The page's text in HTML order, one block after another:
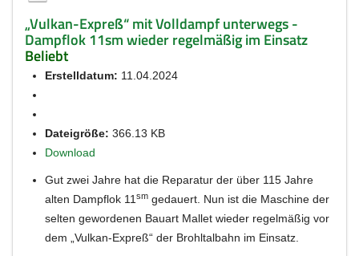
„Vulkan-Expreß“ mit Volldampf unterwegs -
Dampflok 11sm wieder regelmäßig im Einsatz
Beliebt
Erstelldatum: 11.04.2024
Dateigröße: 366.13 KB
Download
Gut zwei Jahre hat die Reparatur der über 115 Jahre
alten Dampflok 11 sm gedauert. Nun ist die Maschine der
selten gewordenen Bauart Mallet wieder regelmäßig vor
dem „Vulkan-Expreß“ der Brohltalbahn im Einsatz.